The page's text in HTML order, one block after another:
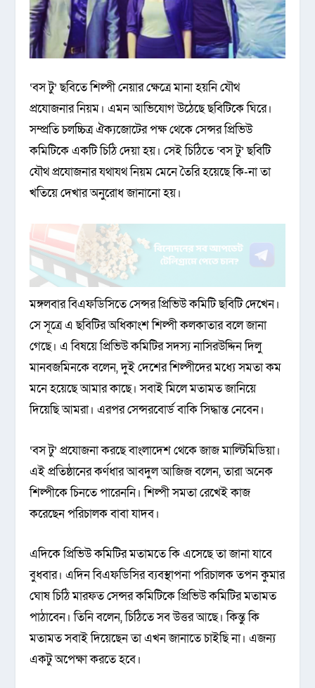
‘বস টু’ ছবিতে শিল্পী নেয়ার ক্ষেত্রে মানা হয়নি যৌথ
প্রযোজনার নিয়ম। এমন আভিযোগ উঠেছে ছবিটিকে ঘিরে।
সম্প্রতি চলচ্চিত্র ঐক্যজোটের পক্ষ থেকে সেন্সর প্রিভিউ
কমিটিকে একটি চিঠি দেয়া হয়। সেই চিঠিতে ‘বস টু’ ছবিটি
যৌথ প্রযোজনার যথাযথ নিয়ম মেনে তৈরি হয়েছে কি-না তা
খতিয়ে দেখার অনুরোধ জানানো হয়।
মঙ্গলবার বিএফডিসিতে সেন্সর প্রিভিউ কমিটি ছবিটি দেখেন।
সে সূত্রে এ ছবিটির অধিকাংশ শিল্পী কলকাতার বলে জানা
গেছে। এ বিষয়ে প্রিভিউ কমিটির সদস্য নাসিরউদ্দিন দিলু
মানবজমিনকে বলেন, দুই দেশের শিল্পীদের মধ্যে সমতা কম
মনে হয়েছে আমার কাছে। সবাই মিলে মতামত জানিয়ে
দিয়েছি আমরা। এরপর সেন্সরবোর্ড বাকি সিদ্ধান্ত নেবেন।
‘বস টু’ প্রযোজনা করছে বাংলাদেশ থেকে জাজ মাল্টিমিডিয়া।
এই প্রতিষ্ঠানের কর্ণধার আবদুল আজিজ বলেন, তারা অনেক
শিল্পীকে চিনতে পারেননি। শিল্পী সমতা রেখেই কাজ
করেছেন পরিচালক বাবা যাদব।
এদিকে প্রিভিউ কমিটির মতামতে কি এসেছে তা জানা যাবে
বুধবার। এদিন বিএফডিসির ব্যবস্থাপনা পরিচালক তপন কুমার
ঘোষ চিঠি মারফত সেন্সর কমিটিকে প্রিভিউ কমিটির মতামত
পাঠাবেন। তিনি বলেন, চিঠিতে সব উত্তর আছে। কিন্তু কি
মতামত সবাই দিয়েছেন তা এখন জানাতে চাইছি না। এজন্য
একটু অপেক্ষা করতে হবে।